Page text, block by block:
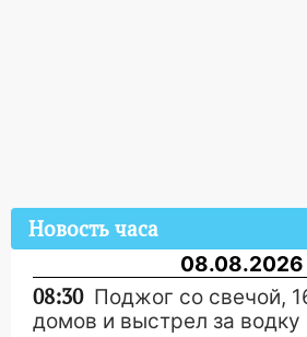
Новость часа
08.08.2026
08:30 Поджог со свечой,
домов и выстрел за водку